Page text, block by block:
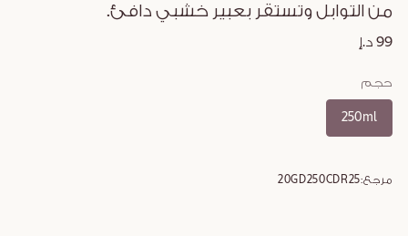
من التوابل وتستقر بعبير خشبي دافئ.
99 د.إ
حجم
250ml
مرجع:20GD250CDR25